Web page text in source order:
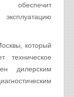
который
техническое
дилерским